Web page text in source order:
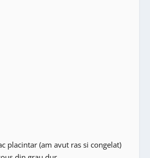
placintar (am avut ras si congelat)